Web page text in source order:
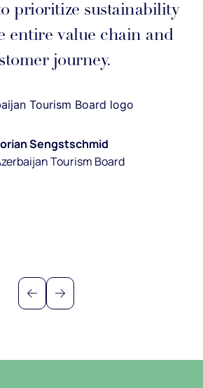
prioritize sustainability
entire value chain and
journey.
Sengstschmid
Tourism Board
PreviousNext